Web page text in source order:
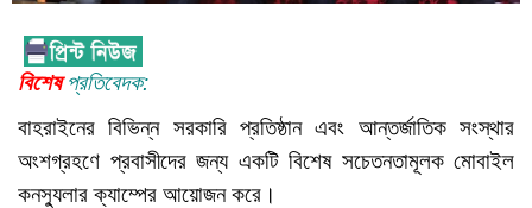
বিশেষ প্রতিবেদক:
বাহরাইনের বিভিন্ন সরকারি প্রতিষ্ঠান এবং আন্তর্জাতিক সংস্থার
অংশগ্রহণে প্রবাসীদের জন্য একটি বিশেষ সচেতনতামূলক মোবাইল
কনস্যুলার ক্যাম্পের আয়োজন করে।